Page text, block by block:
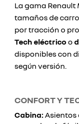
La gama Renault
tamaños de
por tracción o
Tech eléctrico o
disponibles con
según versión.
CONFORT Y
Cabina:Asientos